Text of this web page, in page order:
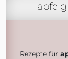
Rezepte für